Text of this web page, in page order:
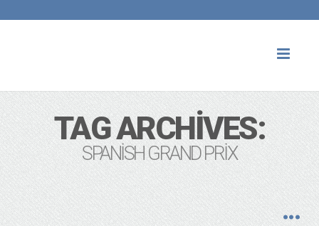
TAG ARCHIVES:
SPANISH GRAND PRIX